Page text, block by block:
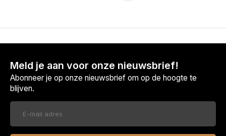
Meld je aan voor onze nieuwsbrief!
Abonneer je op onze nieuwsbrief om op de hoogte te
blijven.